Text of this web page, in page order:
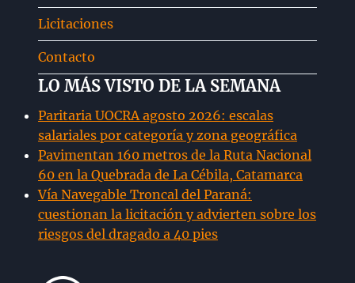
Licitaciones
Contacto
LO MÁS VISTO DE LA SEMANA
Paritaria UOCRA agosto 2026: escalas
salariales por categoría y zona geográfica
Pavimentan 160 metros de la Ruta Nacional
60 en la Quebrada de La Cébila, Catamarca
Vía Navegable Troncal del Paraná:
cuestionan la licitación y advierten sobre los
riesgos del dragado a 40 pies